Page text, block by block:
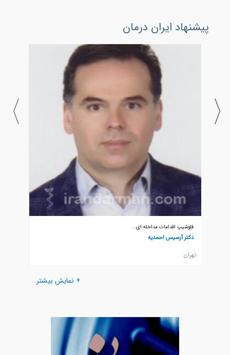
پیشنهاد ایران درمان
فلوشیپ اقدامات مداخله ای...
دکتر آرسیس احمدیه
تهران
+ نمایش بیشتر